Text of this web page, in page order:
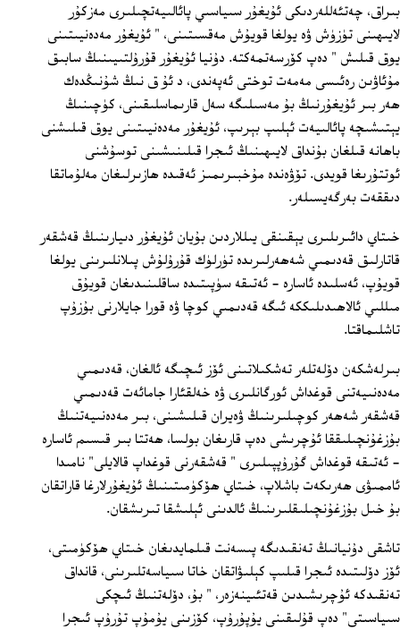
بىراق، چەتئەللەردىكى ئۇيغۇر سىياسىي پائالىيەتچىلىرى مەزكۇر
لايىھىنى تۈزۈش ۋە يولغا قويۇش مەقسىتىنى، " ئۇيغۇر مەدەنيىتىنى
يوق قىلىش " دەپ كۆرسەتمەكتە. دۇنيا ئۇيغۇر قۇرۇلتىيىنىڭ سابىق
مۇئاۋىن رەئىسى مەمەت توختى ئەپەندى، د ئۇ ق نىڭ شۇنىڭدەك
ھەر بىر ئۇيغۇرنىڭ بۇ مەسىلىگە سەل قارىماسلىقىنى، كۈچىنىڭ
يېتىشىچە پائالىيەت ئېلىپ بېرىپ، ئۇيغۇر مەدەنيىتىنى يوق قىلىشنى
باھانە قىلغان بۇنداق لايىھىنىڭ ئىجرا قىلىنىشىنى توسۇشنى
ئوتتۇرىغا قويدى. تۆۋەندە مۇخبىرىمىز ئەقىدە ھازىرلىغان مەلۇماتقا
دىققەت بەرگەيسىلەر.
خىتاي دائىرىلىرى يېقىنقى يىللاردىن بۇيان ئۇيغۇر دىيارىنىڭ قەشقەر
قاتارلىق قەدىمىي شەھەرلىرىدە تۈرلۈك قۇرۇلۇش پىلانلىرىنى يولغا
قويۇپ، ئەسلىدە ئاسارە - ئەتىقە سۈپىتىدە ساقلىنىدىغان قويۇق
مىللىي ئالاھىدىلىككە ئىگە قەدىمىي كوچا ۋە قورا جايلارنى بۇزۇپ
تاشلىماقتا.
بىرلەشكەن دۆلەتلەر تەشكىلاتىنى ئۆز ئىچىگە ئالغان، قەدىمىي
مەدەنىيەتنى قوغداش ئورگانلىرى ۋە خەلقئارا جامائەت قەدىمىي
قەشقەر شەھەر كوچىلىرىنىڭ ۋەيران قىلىشىنى، بىر مەدەنىيەتنىڭ
بۇزغۇنچىلىققا ئۇچرىشى دەپ قارىغان بولسا، ھەتتا بىر قىسىم ئاسارە
- ئەتىقە قوغداش گۇرۇپپىلىرى " قەشقەرنى قوغداپ قالايلى" نامىدا
ئاممىۋى ھەرىكەت باشلاپ، خىتاي ھۆكۈمىتىنىڭ ئۇيغۇرلارغا قاراتقان
بۇ خىل بۇزغۇنچىلىقلىرىنىڭ ئالدىنى ئېلىشقا تىرىشقان.
تاشقى دۇنيانىڭ تەنقىدىگە پىسەنت قىلمايدىغان خىتاي ھۆكۈمىتى،
ئۆز دۆلىتىدە ئىجرا قىلىپ كېلىۋاتقان خاتا سىياسەتلىرىنى، قانداق
تەنقىدكە ئۇچرىشىدىن قەتئىينەزەر، " بۇ، دۆلەتنىڭ ئىچكى
سىياسىتى" دەپ قۇلىقىنى يۇپۇرۇپ، كۆزىنى يۇمۇپ تۇرۇپ ئىجرا